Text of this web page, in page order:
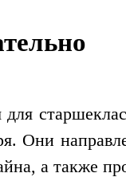
для
Они
а также